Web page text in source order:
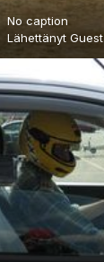
No caption
Lähettänyt Guest